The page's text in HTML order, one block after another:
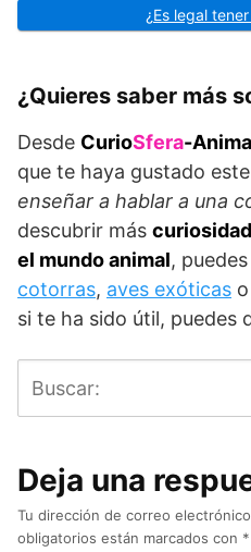
¿Es legal
¿Quieres saber más
Desde CurioSfera-
que te haya gustado
enseñar a hablar a una
descubrir más
el mundo animal,
cotorras, aves exóticas o
si te ha sido útil, puedes
Deja una
Tu dirección de correo
obligatorios están marcados con *